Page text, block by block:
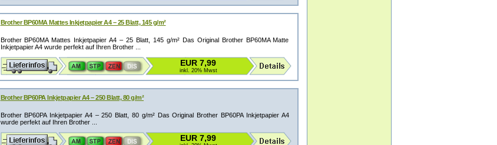
Brother BP60MA Mattes Inkjetpapier A4 – 25 Blatt, 145 g/m²
Brother BP60MA Mattes Inkjetpapier A4 – 25 Blatt, 145 g/m² Das Original Brother BP60MA Matte
Inkjetpapier A4 wurde perfekt auf Ihren Brother ...
EUR 7,99
inkl. 20% Mwst
Brother BP60PA Inkjetpapier A4 – 250 Blatt, 80 g/m²
Brother BP60PA Inkjetpapier A4 – 250 Blatt, 80 g/m² Das Original Brother BP60PA Inkjetpapier A4
wurde perfekt auf Ihren Brother ...
EUR 7,99